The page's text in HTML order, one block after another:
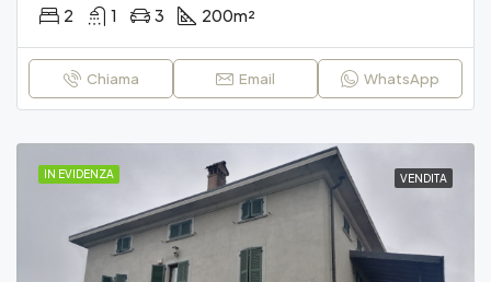
2 1 3 200m²
Chiama Email WhatsApp
IN EVIDENZA VENDITA